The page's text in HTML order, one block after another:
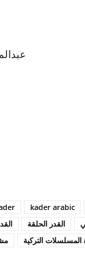
kader arabic
القدر الحلقة
التركية